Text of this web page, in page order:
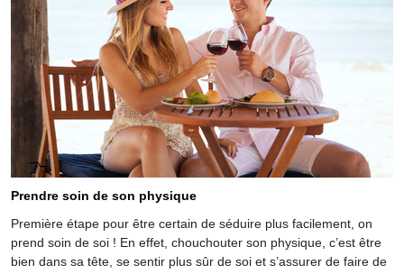
Prendre soin de son physique
Première étape pour être certain de séduire plus facilement, on
prend soin de soi ! En effet, chouchouter son physique, c’est être
bien dans sa tête, se sentir plus sûr de soi et s’assurer de faire de